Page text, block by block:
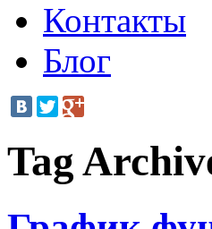
Контакты
Блог
Tag